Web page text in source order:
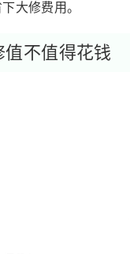
大修费用。
值不值得花钱